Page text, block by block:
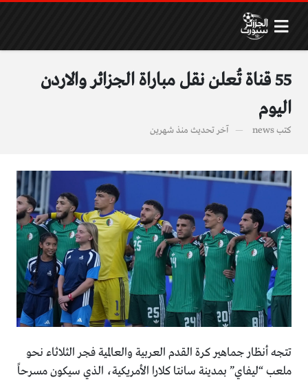
55 قناة تُعلن نقل مباراة الجزائر والاردن
اليوم
كتبnews آخر تحديث منذ شهرين
تتجه أنظار جماهير كرة القدم العربية والعالمية فجر الثلاثاء نحو
ملعب “ليفاي” بمدينة سانتا كلارا الأمريكية، الذي سيكون مسرحاً